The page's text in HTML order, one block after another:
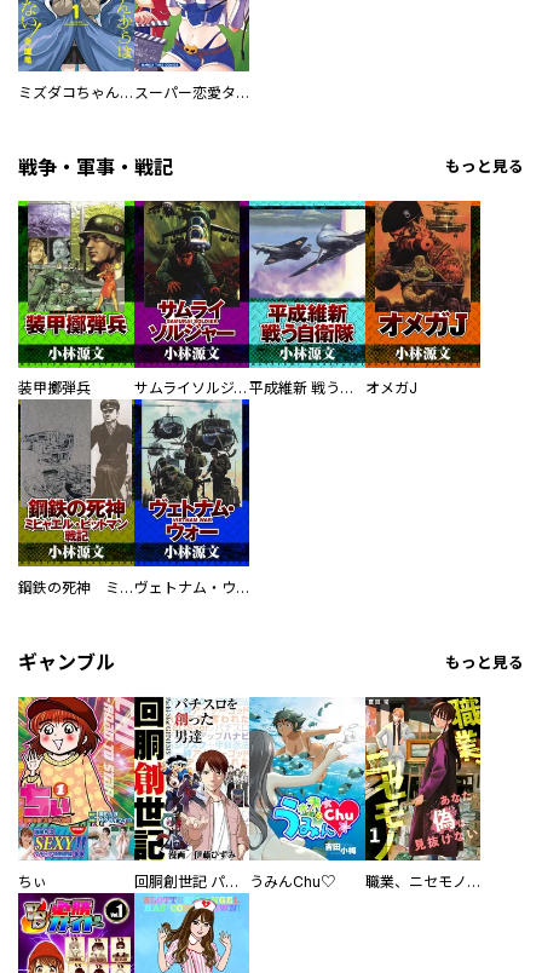
ミズダコちゃんからは逃げられない！ スーパー恋愛タイム！～現場でドＳな彼女は自宅でデレる～
戦争・軍事・戦記 もっと見る
装甲擲弾兵 サムライソルジャー SAMURAI SOLDIER 平成維新 戦う自衛隊 オメガJ
鋼鉄の死神 ミヒャエル・ビットマン戦記 ヴェトナム・ウォー VIETNAM WAR
ギャンブル もっと見る
ちぃ 回胴創世記 パチスロを創った男達 うみんChu♡ 職業、ニセモノ～あなたに偽は見抜けない【電子単行本版】